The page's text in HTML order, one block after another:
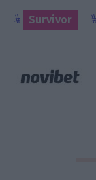
Survivor